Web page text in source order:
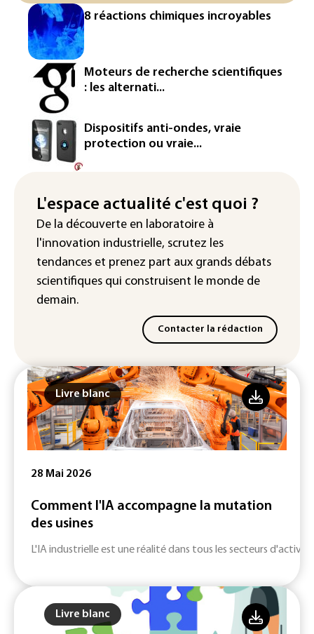
Véhicules de livraison autonomes: la
France ouvre la voie à leur
homologation
Iris³: Eutelsat investira 3,4 milliards
d'euros dans la future constellation
européenne
Le magazine VSD racheté par
l'entrepreneur Vianney d'Alançon
La production française de maïs
"Retour en force" progressif de la
chaleur dans les prochains jours en
France
8 réactions chimiques incroyables
Moteurs de recherche scientifiques
: les alternati...
Dispositifs anti-ondes, vraie
protection ou vraie...
L'espace actualité c'est quoi ?
De la découverte en laboratoire à
l'innovation industrielle, scrutez les
tendances et prenez part aux grands débats
scientifiques qui construisent le monde de
demain.
Contacter la rédaction
Livre blanc
28 Mai 2026
Comment l'IA accompagne la mutation
des usines
L'IA industrielle est une réalité dans tous les secteurs
Livre blanc